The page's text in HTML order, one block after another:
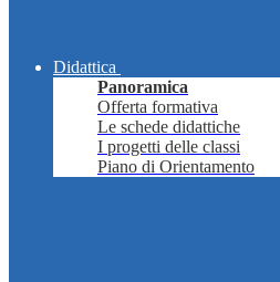
Didattica
Panoramica
Offerta formativa
Le schede didattiche
I progetti delle classi
Piano di Orientamento